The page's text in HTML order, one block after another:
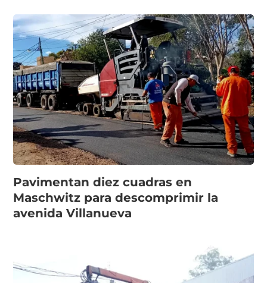
Pavimentan diez cuadras en
Maschwitz para descomprimir la
avenida Villanueva